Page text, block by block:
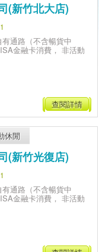
(新竹北大店)
通路（不含暢貨中
金融卡消費， 非活動
查閱詳情
休閒
(新竹光復店)
通路（不含暢貨中
金融卡消費， 非活動